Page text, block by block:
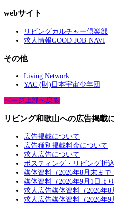
webサイト
リビングカルチャー倶楽部
求人情報GOOD-JOB-NAVI
その他
Living Network
YAC (財)日本宇宙少年団
ページ上部へ戻る
リビング和歌山への広告掲載
広告掲載について
広告種別掲載料金について
求人広告について
ポスティング・リビング折
媒体資料（2026年8月末まで
媒体資料（2026年9月1日より
求人広告媒体資料（2026年8
求人広告媒体資料（2026年9